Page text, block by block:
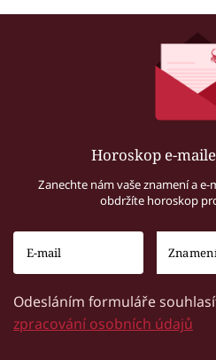
Horoskop e-
Zanechte nám vaše znamení a
obdržíte horoskop
Odesláním formuláře
zpracování osobních údajů